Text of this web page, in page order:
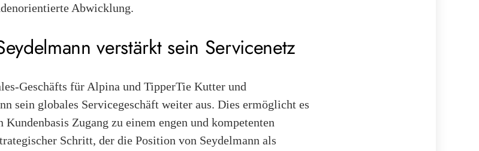
Abwicklung.
verstärkt sein Servicenetz
Geschäfts für Alpina und TipperTie Kutter und
sein globales Servicegeschäft weiter aus. Dies ermöglicht es
Zugang zu einem engen und kompetenten
Schritt, der die Position von Seydelmann als